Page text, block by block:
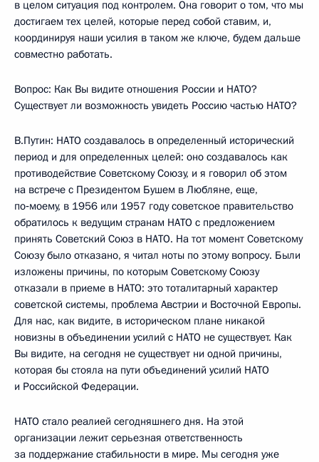
в целом ситуация под контролем. Она говорит о том, что мы
достигаем тех целей, которые перед собой ставим, и,
координируя наши усилия в таком же ключе, будем дальше
совместно работать.
Вопрос: Как Вы видите отношения России и НАТО?
Существует ли возможность увидеть Россию частью НАТО?
В.Путин: НАТО создавалось в определенный исторический
период и для определенных целей: оно создавалось как
противодействие Советскому Союзу, и я говорил об этом
на встрече с Президентом Бушем в Любляне, еще,
по‑моему, в 1956 или 1957 году советское правительство
обратилось к ведущим странам НАТО с предложением
принять Советский Союз в НАТО. На тот момент Советскому
Союзу было отказано, я читал ноты по этому вопросу. Были
изложены причины, по которым Советскому Союзу
отказали в приеме в НАТО: это тоталитарный характер
советской системы, проблема Австрии и Восточной Европы.
Для нас, как видите, в историческом плане никакой
новизны в объединении усилий с НАТО не существует. Как
Вы видите, на сегодня не существует ни одной причины,
которая бы стояла на пути объединений усилий НАТО
и Российской Федерации.
НАТО стало реалией сегодняшнего дня. На этой
организации лежит серьезная ответственность
за поддержание стабильности в мире. Мы сегодня уже